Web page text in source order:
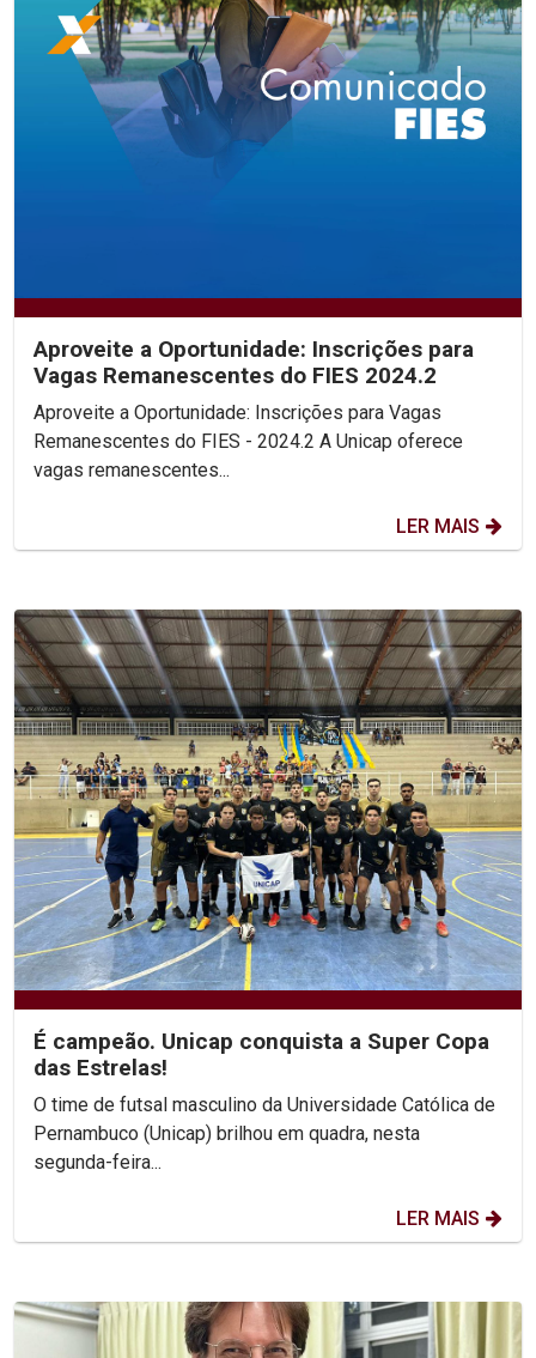
Aproveite a Oportunidade: Inscrições para
Vagas Remanescentes do FIES 2024.2
Aproveite a Oportunidade: Inscrições para Vagas
Remanescentes do FIES - 2024.2 A Unicap oferece
vagas remanescentes...
LER MAIS
É campeão. Unicap conquista a Super Copa
das Estrelas!
O time de futsal masculino da Universidade Católica de
Pernambuco (Unicap) brilhou em quadra, nesta
segunda-feira...
LER MAIS